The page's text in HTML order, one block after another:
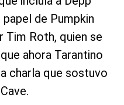
de Pumpkin
Roth, quien se
ahora Tarantino
charla que sostuvo